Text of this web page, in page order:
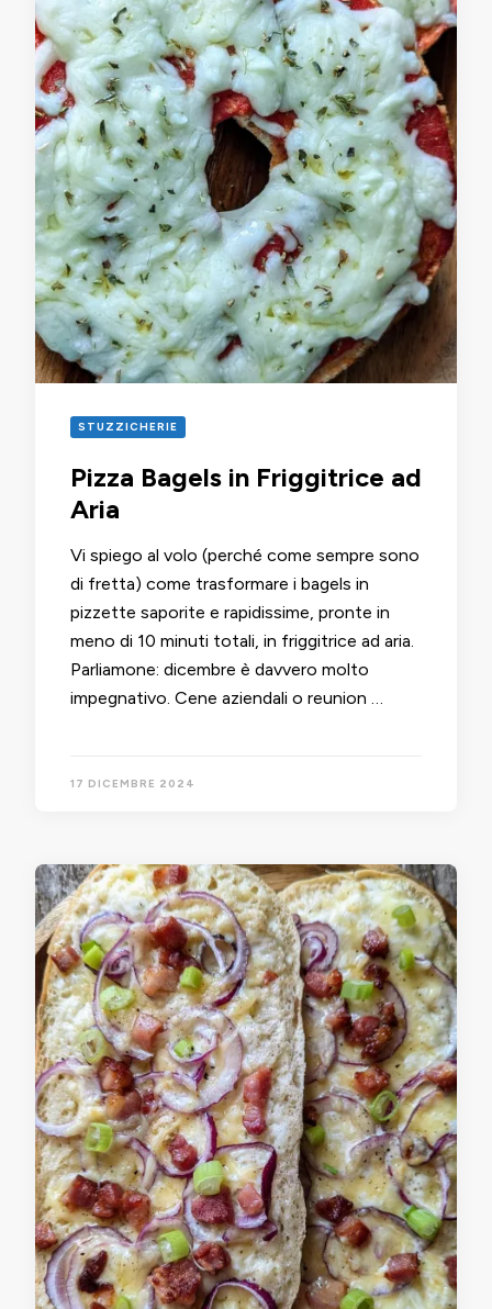
STUZZICHERIE
Pizza Bagels in Friggitrice ad
Aria
Vi spiego al volo (perché come sempre sono
di fretta) come trasformare i bagels in
pizzette saporite e rapidissime, pronte in
meno di 10 minuti totali, in friggitrice ad aria.
Parliamone: dicembre è davvero molto
impegnativo. Cene aziendali o reunion …
17 DICEMBRE 2024